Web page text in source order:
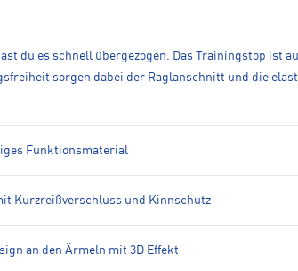
du es schnell übergezogen. Das Trainingstop ist
sorgen dabei der Raglanschnitt und die
Funktionsmaterial
Kurzreißverschluss und Kinnschutz
an den Ärmeln mit 3D Effekt